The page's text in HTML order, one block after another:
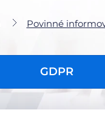
Povinné
GDPR